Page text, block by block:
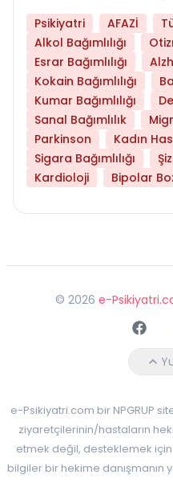
Psikiyatri AFAZİ
Alkol Bağımlılığı
Esrar Bağımlılığı
Kokain Bağımlılığı
Kumar Bağımlılığı
Sanal Bağımlılık
Parkinson
Kadın
Sigara Bağımlılığı
Kardioloji
Bipolar
© 2026 e-
e-Psikiyatri.com bir NPGRUP
ziyaretçilerinin/hastaların
etmek değil, desteklemek için
bilgiler bir hekime danışmanın